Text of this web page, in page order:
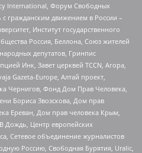
International, Форум Свободных
гражданским движением в России –
Институт государственного
Россия, Беллона, Союз жителей
депутатов, Гринпис
Инк, Завет церквей TCCN, Агора,
Gazeta-Europe, Алтай проект,
Чернигов, Фонд Дом Прав Человека,
Бориса Звозскова, Дом прав
Ереван, Дом прав человека Крым,
Дождь, Центр европейских
Сетевое объединение журналистов
Россию, Свободная Бурятия, Uralic,